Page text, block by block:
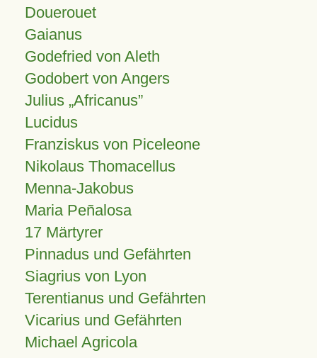
Douerouet
Gaianus
Godefried von Aleth
Godobert von Angers
Julius Africanus
Lucidus
Franziskus von Piceleone
Nikolaus Thomacellus
Menna-Jakobus
Maria Peñalosa
17 Märtyrer
Pinnadus und Gefährten
Siagrius von Lyon
Terentianus und Gefährten
Vicarius und Gefährten
Michael Agricola